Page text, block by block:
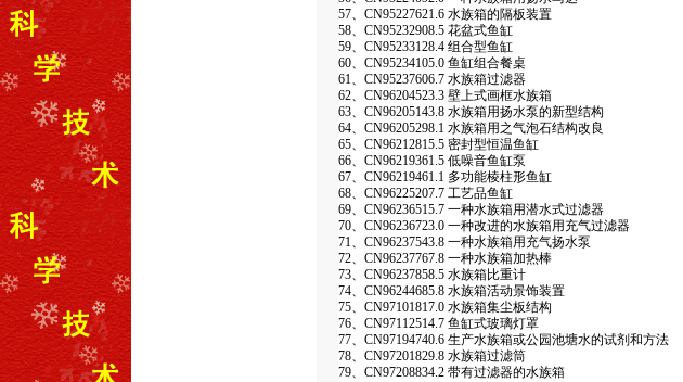
57、CN95227621.6 水族箱的隔板装置
58、CN95232908.5 花盆式鱼缸
59、CN95233128.4 组合型鱼缸
60、CN95234105.0 鱼缸组合餐桌
61、CN95237606.7 水族箱过滤器
62、CN96204523.3 壁上式画框水族箱
63、CN96205143.8 水族箱用扬水泵的新型结构
64、CN96205298.1 水族箱用之气泡石结构改良
65、CN96212815.5 密封型恒温鱼缸
66、CN96219361.5 低噪音鱼缸泵
67、CN96219461.1 多功能棱柱形鱼缸
68、CN96225207.7 工艺品鱼缸
69、CN96236515.7 一种水族箱用潜水式过滤器
70、CN96236723.0 一种改进的水族箱用充气过滤器
71、CN96237543.8 一种水族箱用充气扬水泵
72、CN96237767.8 一种水族箱加热棒
73、CN96237858.5 水族箱比重计
74、CN96244685.8 水族箱活动景饰装置
75、CN97101817.0 水族箱集尘板结构
76、CN97112514.7 鱼缸式玻璃灯罩
77、CN97194740.6 生产水族箱或公园池塘水的试剂和方法
78、CN97201829.8 水族箱过滤筒
79、CN97208834.2 带有过滤器的水族箱